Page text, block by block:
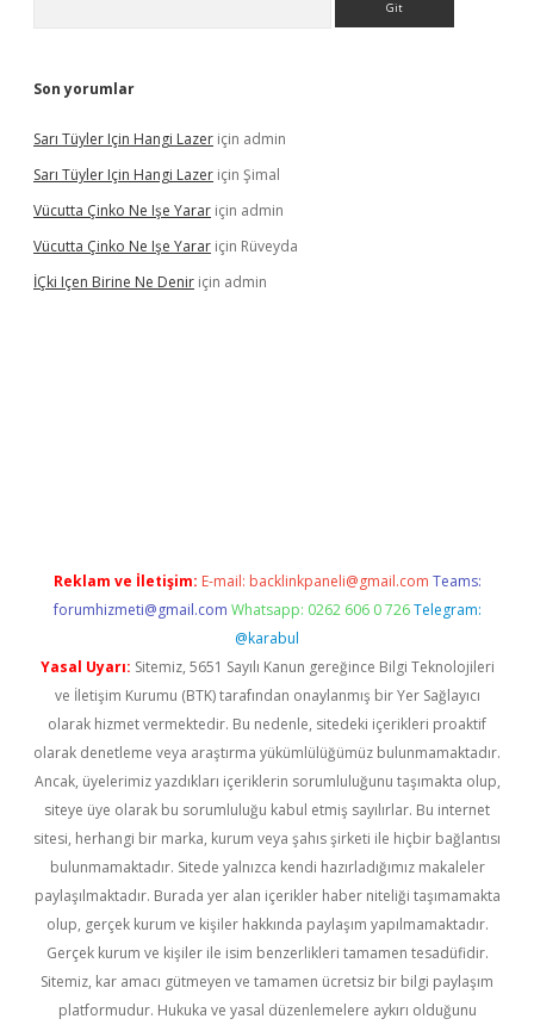
Son yorumlar
Sarı Tüyler Için Hangi Lazer için admin
Sarı Tüyler Için Hangi Lazer için Şimal
Vücutta Çinko Ne Işe Yarar için admin
Vücutta Çinko Ne Işe Yarar için Rüveyda
İÇki Içen Birine Ne Denir için admin
Reklam ve İletişim: E-mail: backlinkpaneli@gmail.com Teams:
forumhizmeti@gmail.com Whatsapp: 0262 606 0 726 Telegram:
@karabul
Yasal Uyarı: Sitemiz, 5651 Sayılı Kanun gereğince Bilgi Teknolojileri
ve İletişim Kurumu (BTK) tarafından onaylanmış bir Yer Sağlayıcı
olarak hizmet vermektedir. Bu nedenle, sitedeki içerikleri proaktif
olarak denetleme veya araştırma yükümlülüğümüz bulunmamaktadır.
Ancak, üyelerimiz yazdıkları içeriklerin sorumluluğunu taşımakta olup,
siteye üye olarak bu sorumluluğu kabul etmiş sayılırlar. Bu internet
sitesi, herhangi bir marka, kurum veya şahıs şirketi ile hiçbir bağlantısı
bulunmamaktadır. Sitede yalnızca kendi hazırladığımız makaleler
paylaşılmaktadır. Burada yer alan içerikler haber niteliği taşımamakta
olup, gerçek kurum ve kişiler hakkında paylaşım yapılmamaktadır.
Gerçek kurum ve kişiler ile isim benzerlikleri tamamen tesadüfidir.
Sitemiz, kar amacı gütmeyen ve tamamen ücretsiz bir bilgi paylaşım
platformudur. Hukuka ve yasal düzenlemelere aykırı olduğunu